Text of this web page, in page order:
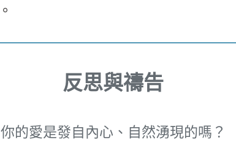
反思與禱告
你的愛是發自內心、自然湧現的嗎？